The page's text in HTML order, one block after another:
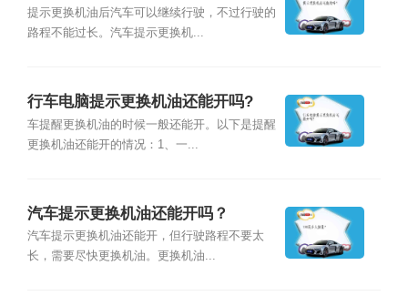
提示更换机油后汽车可以继续行驶，不过行驶的
路程不能过长。汽车提示更换机...
行车电脑提示更换机油还能开吗?
车提醒更换机油的时候一般还能开。以下是提醒
更换机油还能开的情况：1、一...
汽车提示更换机油还能开吗？
汽车提示更换机油还能开，但行驶路程不要太
长，需要尽快更换机油。更换机油...